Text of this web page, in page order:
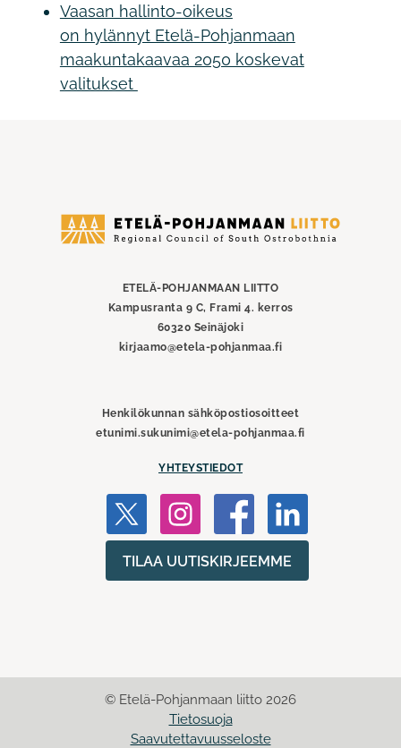
Vaasan hallinto-oikeus
on hylännyt Etelä-Pohjanmaan
maakuntakaavaa 2050 koskevat
valitukset
Etelä-
ETELÄ-POHJANMAAN LIITTO
Kampusranta 9 C, Frami 4. kerros
60320 Seinäjoki
kirjaamo@etela-pohjanmaa.fi
Henkilökunnan sähköpostiosoitteet
etunimi.sukunimi@etela-pohjanmaa.fi
YHTEYSTIEDOT
TILAA UUTISKIRJEEMME
© Etelä-Pohjanmaan liitto 2026
Tietosuoja
Saavutettavuusseloste